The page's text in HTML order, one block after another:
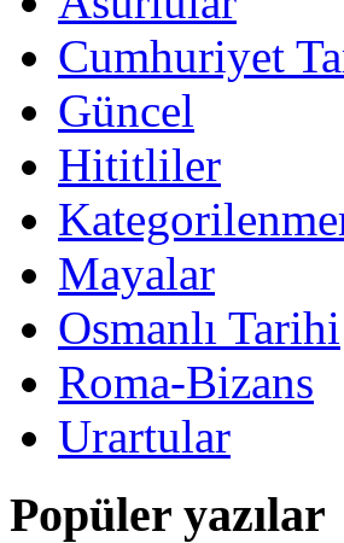
Cumhuriyet
Güncel
Hititliler
Mayalar
Osmanlı Tarihi
Roma-Bizans
Urartular
Popüler yazılar